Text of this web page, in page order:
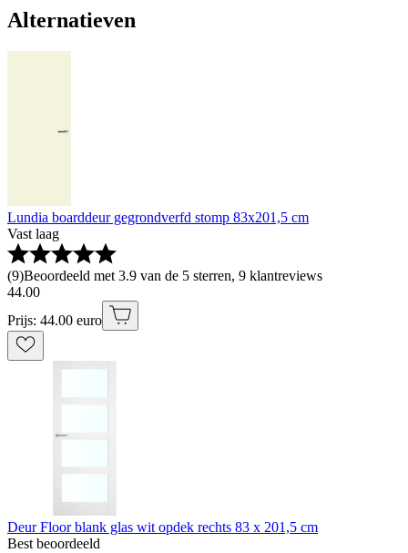
Alternatieven
Lundia boarddeur gegrondverfd stomp 83x201,5 cm
Vast laag
(9)Beoordeeld met 3.9 van de 5 sterren, 9 klantreviews
44.00
Prijs: 44.00 euro
Deur Floor blank glas wit opdek rechts 83 x 201,5 cm
Best beoordeeld